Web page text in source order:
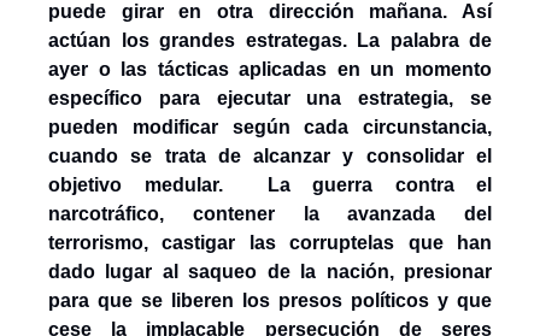
puede girar en otra dirección mañana. Así
actúan los grandes estrategas. La palabra de
ayer o las tácticas aplicadas en un momento
específico para ejecutar una estrategia, se
pueden modificar según cada circunstancia,
cuando se trata de alcanzar y consolidar el
objetivo medular.  La guerra contra el
narcotráfico, contener la avanzada del
terrorismo, castigar las corruptelas que han
dado lugar al saqueo de la nación, presionar
para que se liberen los presos políticos y que
cese la implacable persecución de seres